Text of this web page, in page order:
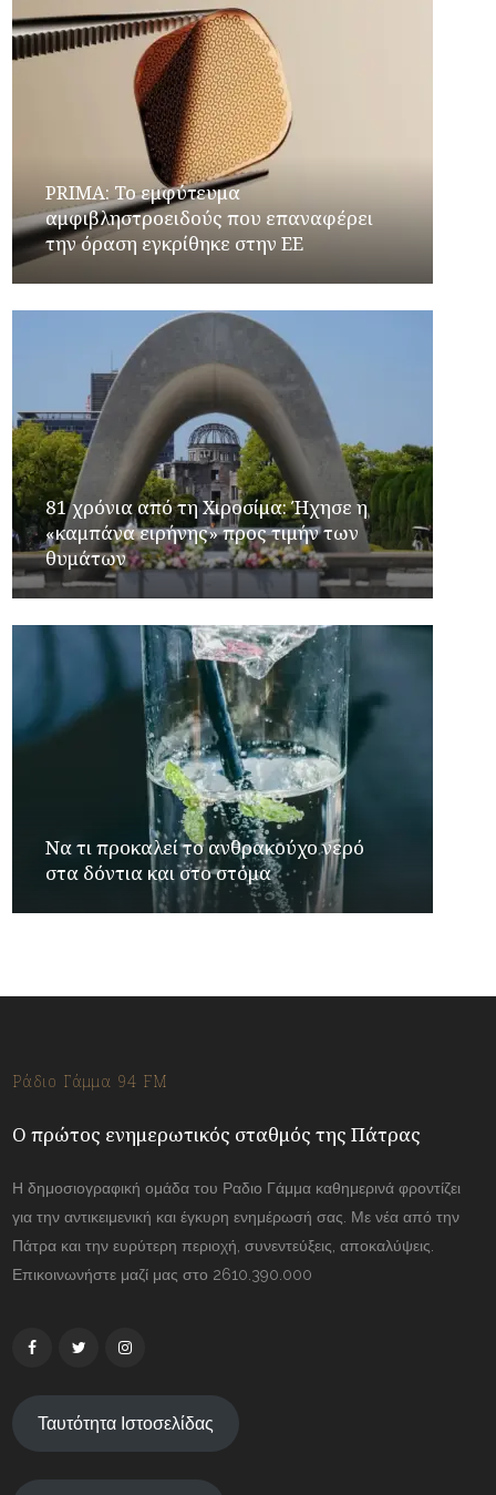
PRIMA: Το εμφύτευμα
αμφιβληστροειδούς που επαναφέρει
την όραση εγκρίθηκε στην ΕΕ
81 χρόνια από τη Χιροσίμα: Ήχησε η
«καμπάνα ειρήνης» προς τιμήν των
θυμάτων
Να τι προκαλεί το ανθρακούχο νερό
στα δόντια και στο στόμα
Ράδιο Γάμμα 94 FM
Ο πρώτος ενημερωτικός σταθμός της Πάτρας
Η δημοσιογραφική ομάδα του Ραδιο Γάμμα καθημερινά φροντίζει
για την αντικειμενική και έγκυρη ενημέρωσή σας. Με νέα από την
Πάτρα και την ευρύτερη περιοχή, συνεντεύξεις, αποκαλύψεις.
Επικοινωνήστε μαζί μας στο 2610.390.000
Ταυτότητα Ιστοσελίδας